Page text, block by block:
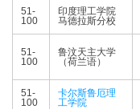
51-
100
印度理工学院
马德拉斯分校
51-
100
鲁汶天主大学
（荷兰语）
51-
100
卡尔斯鲁厄理
工学院